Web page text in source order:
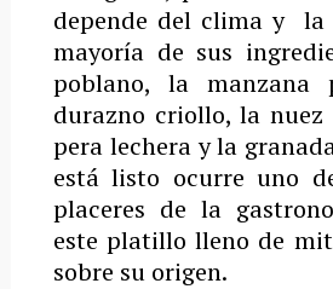
depende delclima y la
mayoría de sus
poblano, la manzana
durazno criollo, la
pera lechera y la
está listo ocurre uno
placeres de la
este platillo lleno de
sobre su origen.